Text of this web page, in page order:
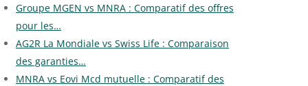
Groupe MGEN vs MNRA : Comparatif des offres
pour les…
AG2R La Mondiale vs Swiss Life : Comparaison
des garanties…
MNRA vs Eovi Mcd mutuelle : Comparatif des